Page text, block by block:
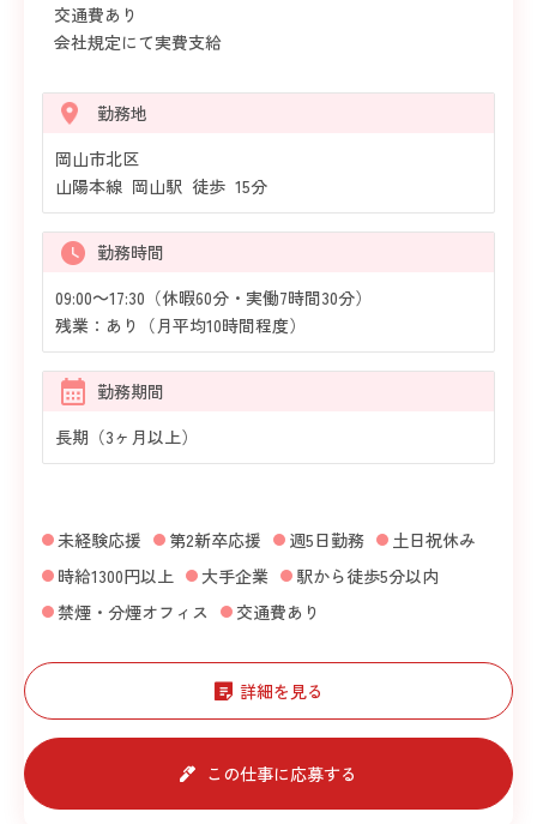
交通費あり
会社規定にて実費支給
勤務地
岡山市北区
山陽本線 岡山駅 徒歩 15分
勤務時間
09:00～17:30（休暇60分・実働7時間30分）
残業：あり（月平均10時間程度）
勤務期間
長期（3ヶ月以上）
未経験応援 第2新卒応援 週5日勤務
土日祝休み
時給1300円以上
大手企業
駅から徒歩5分以内
禁煙・分煙オフィス
交通費あり
詳細を見る
この仕事に応募する